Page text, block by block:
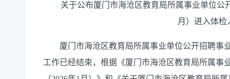
关于公布厦门市海沧区教育局所属事业单位公
月）进入体检
厦门市海沧区教育局所属事业单位公开招聘事
工作已经结束，根据《厦门市海沧区教育局所属事